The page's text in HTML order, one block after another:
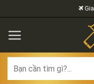
to
content
for: